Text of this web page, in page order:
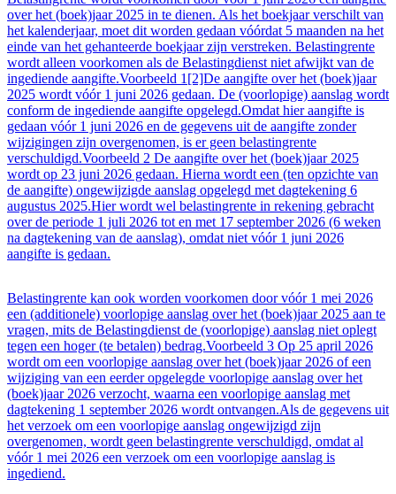
over het (boek)jaar 2025 in te dienen. Als het boekjaar verschilt van
het kalenderjaar, moet dit worden gedaan vóórdat 5 maanden na het
einde van het gehanteerde boekjaar zijn verstreken. Belastingrente
wordt alleen voorkomen als de Belastingdienst niet afwijkt van de
ingediende aangifte.Voorbeeld 1[2]De aangifte over het (boek)jaar
2025 wordt vóór 1 juni 2026 gedaan. De (voorlopige) aanslag wordt
conform de ingediende aangifte opgelegd.Omdat hier aangifte is
gedaan vóór 1 juni 2026 en de gegevens uit de aangifte zonder
wijzigingen zijn overgenomen, is er geen belastingrente
verschuldigd.Voorbeeld 2 De aangifte over het (boek)jaar 2025
wordt op 23 juni 2026 gedaan. Hierna wordt een (ten opzichte van
de aangifte) ongewijzigde aanslag opgelegd met dagtekening 6
augustus 2025.Hier wordt wel belastingrente in rekening gebracht
over de periode 1 juli 2026 tot en met 17 september 2026 (6 weken
na dagtekening van de aanslag), omdat niet vóór 1 juni 2026
aangifte is gedaan.
Belastingrente kan ook worden voorkomen door vóór 1 mei 2026
een (additionele) voorlopige aanslag over het (boek)jaar 2025 aan te
vragen, mits de Belastingdienst de (voorlopige) aanslag niet oplegt
tegen een hoger (te betalen) bedrag.Voorbeeld 3 Op 25 april 2026
wordt om een voorlopige aanslag over het (boek)jaar 2026 of een
wijziging van een eerder opgelegde voorlopige aanslag over het
(boek)jaar 2026 verzocht, waarna een voorlopige aanslag met
dagtekening 1 september 2026 wordt ontvangen.Als de gegevens uit
het verzoek om een voorlopige aanslag ongewijzigd zijn
overgenomen, wordt geen belastingrente verschuldigd, omdat al
vóór 1 mei 2026 een verzoek om een voorlopige aanslag is
ingediend.